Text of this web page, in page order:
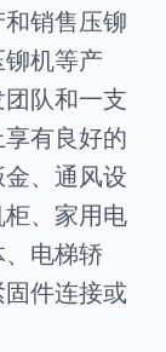
销售压铆
机等产
队和一支
有良好的
、通风设
、家用电
电梯轿
件连接或